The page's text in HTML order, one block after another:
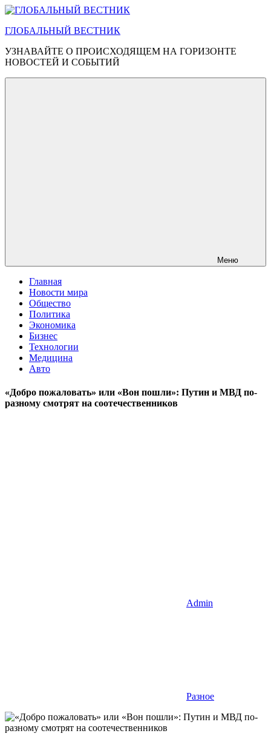
Перейти
содержимому
ГЛОБАЛЬНЫЙ ВЕСТНИК
УЗНАВАЙТЕ О ПРОИСХОДЯЩЕМ НА ГОРИЗОНТЕ
НОВОСТЕЙ И СОБЫТИЙ
Меню
Главная
Новости мира
Общество
Политика
Экономика
Бизнес
Технологии
Медицина
Авто
«Добро пожаловать» или «Вон пошли»: Путин и МВД по-
разному смотрят на соотечественников
Admin
Разное